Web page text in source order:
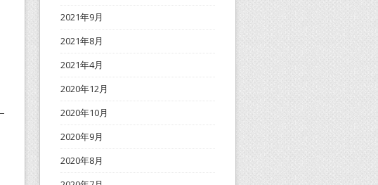
2021年9月
2021年8月
2021年4月
2020年12月
2020年10月
2020年9月
2020年8月